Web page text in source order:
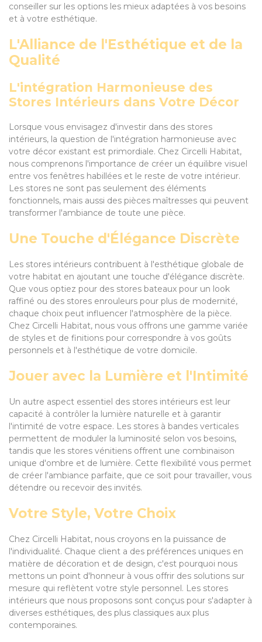
conseiller sur les options les mieux adaptées à vos besoins
et à votre esthétique.
L'Alliance de l'Esthétique et de la
Qualité
L'intégration Harmonieuse des
Stores Intérieurs dans Votre Décor
Lorsque vous envisagez d'investir dans des stores
intérieurs, la question de l'intégration harmonieuse avec
votre décor existant est primordiale. Chez Circelli Habitat,
nous comprenons l'importance de créer un équilibre visuel
entre vos fenêtres habillées et le reste de votre intérieur.
Les stores ne sont pas seulement des éléments
fonctionnels, mais aussi des pièces maîtresses qui peuvent
transformer l'ambiance de toute une pièce.
Une Touche d'Élégance Discrète
Les stores intérieurs contribuent à l'esthétique globale de
votre habitat en ajoutant une touche d'élégance discrète.
Que vous optiez pour des stores bateaux pour un look
raffiné ou des stores enrouleurs pour plus de modernité,
chaque choix peut influencer l'atmosphère de la pièce.
Chez Circelli Habitat, nous vous offrons une gamme variée
de styles et de finitions pour correspondre à vos goûts
personnels et à l'esthétique de votre domicile.
Jouer avec la Lumière et l'Intimité
Un autre aspect essentiel des stores intérieurs est leur
capacité à contrôler la lumière naturelle et à garantir
l'intimité de votre espace. Les stores à bandes verticales
permettent de moduler la luminosité selon vos besoins,
tandis que les stores vénitiens offrent une combinaison
unique d'ombre et de lumière. Cette flexibilité vous permet
de créer l'ambiance parfaite, que ce soit pour travailler, vous
détendre ou recevoir des invités.
Votre Style, Votre Choix
Chez Circelli Habitat, nous croyons en la puissance de
l'individualité. Chaque client a des préférences uniques en
matière de décoration et de design, c'est pourquoi nous
mettons un point d'honneur à vous offrir des solutions sur
mesure qui reflètent votre style personnel. Les stores
intérieurs que nous proposons sont conçus pour s'adapter à
diverses esthétiques, des plus classiques aux plus
contemporaines.